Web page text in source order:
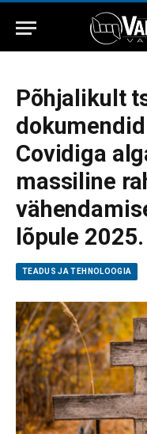
Põhjalikult
Covidiga
massiline
lõpule
TEADUS JA TEHNOLOOGIA